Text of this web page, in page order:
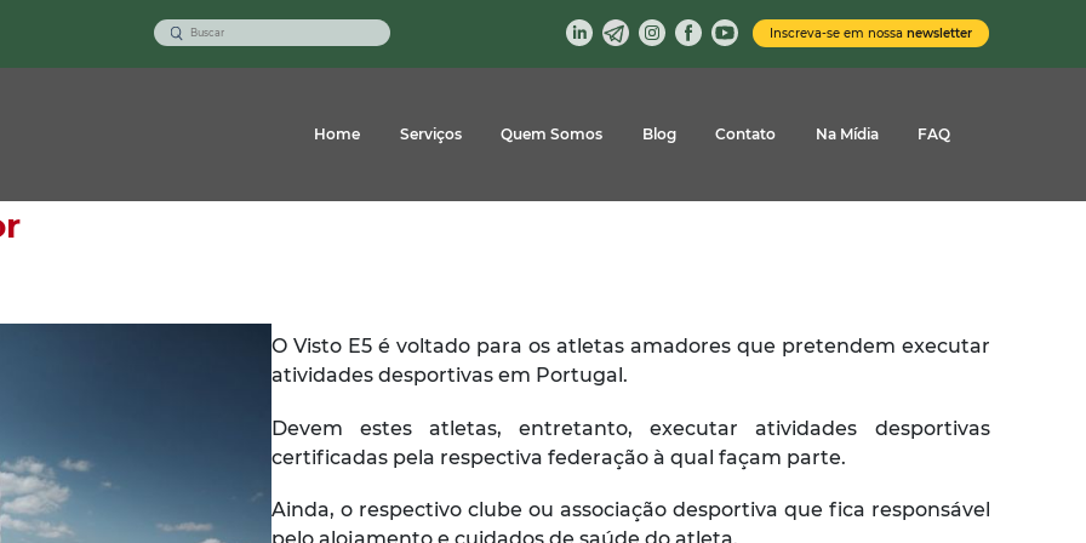
Inscreva-se em nossa newsletter
Home Serviços Quem Somos Blog Contato Na Mídia FAQ
O Visto E5 é voltado para os atletas amadores que pretendem executar
atividades desportivas em Portugal.
Devem estes atletas, entretanto, executar atividades desportivas
certificadas pela respectiva federação à qual façam parte.
Ainda, o respectivo clube ou associação desportiva que fica responsável